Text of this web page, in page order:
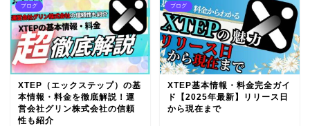
ブログ
XTEP（エックステップ）の基
本情報・料金を徹底解説！運
営会社グリン株式会社の信頼
性も紹介
ブログ
XTEP基本情報・料金完全ガイ
ド【2025年最新】リリース日
から現在まで